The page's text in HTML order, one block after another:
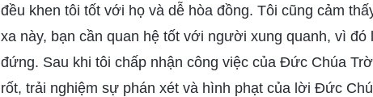
đều khen tôi tốt với họ và dễ hòa đồng. Tôi cũng cảm
xa này, bạn cần quan hệ tốt với người xung quanh, vì đó
đứng. Sau khi tôi chấp nhận công việc của Đức Chúa
rốt, trải nghiệm sự phán xét và hình phạt của lời Đức